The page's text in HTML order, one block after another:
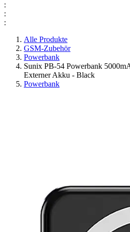
:
:
:
Alle Produkte
GSM-Zubehör
Powerbank
Sunix PB-54 Powerbank
Externer Akku - Black
Powerbank